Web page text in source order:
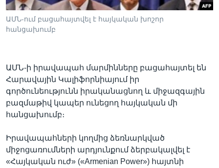
Լեզուներ
ԱՄՆ-ում բացահայտվել է հայկական խոշոր
հանցախումբ
ԱՄՆ-ի իրավապահ մարմինները բացահայտել են
Հարավային Կալիֆորնիայում իր
գործունեությունն իրականացնող և միջազգային
բազմաթիվ կապեր ունեցող հայկական մի
հանցախումբ։
Իրավապահների կողմից ձեռնարկված
միջոցառումների արդյունքում ձերբակալվել է
«Հայկական ուժ» («Armenian Power») հայտնի